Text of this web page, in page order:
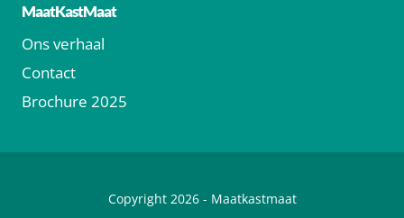
MaatKastMaat
Ons verhaal
Contact
Brochure 2025
Copyright 2026 - Maatkastmaat